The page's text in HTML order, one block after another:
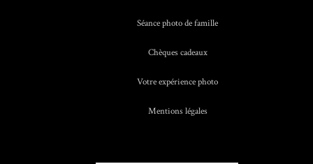
Séance photo de famille
Chèques cadeaux
Votre expérience photo
Mentions légales